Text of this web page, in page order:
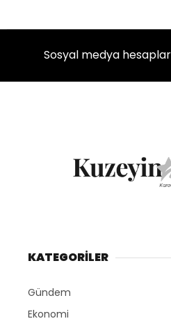
Sosyal medya
KATEGORİLER
Gündem
Ekonomi